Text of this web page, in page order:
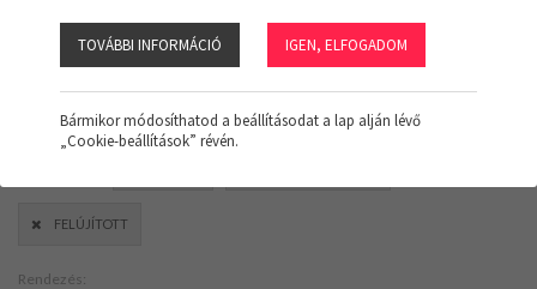
Szűrő megjelenítése
FELÚJÍTOTT
Rendezés:
TOVÁBBI INFORMÁCIÓ IGEN, ELFOGADOM
Bármikor módosíthatod a beállításodat a lap alján lévő
„Cookie-beállítások” révén.